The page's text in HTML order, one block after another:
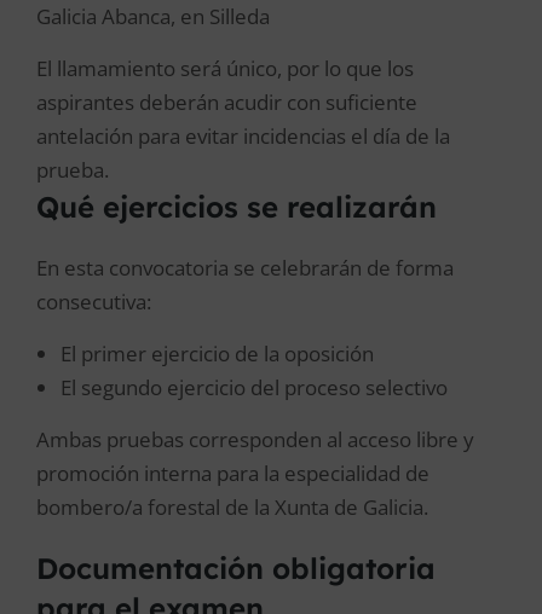
Galicia Abanca, en Silleda
El llamamiento será único, por lo que los
aspirantes deberán acudir con suficiente
antelación para evitar incidencias el día de la
prueba.
Qué ejercicios se realizarán
En esta convocatoria se celebrarán de forma
consecutiva:
El primer ejercicio de la oposición
El segundo ejercicio del proceso selectivo
Ambas pruebas corresponden al acceso libre y
promoción interna para la especialidad de
bombero/a forestal de la Xunta de Galicia.
Documentación obligatoria